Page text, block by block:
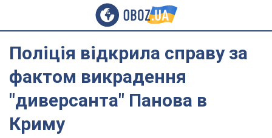
Поліція відкрила справу за
фактом викрадення
"диверсанта" Панова в
Криму